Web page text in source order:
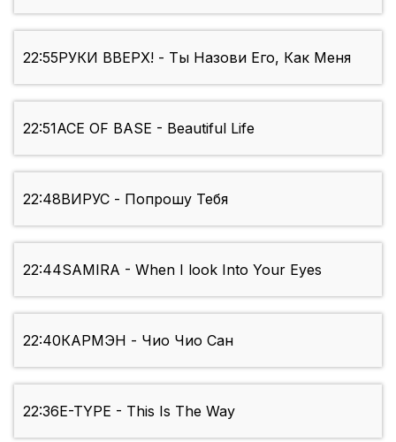
22:55РУКИ ВВЕРХ! - Ты Назови Его, Как Меня
22:51ACE OF BASE - Beautiful Life
22:48ВИРУС - Попрошу Тебя
22:44SAMIRA - When I look Into Your Eyes
22:40КАРМЭН - Чио Чио Сан
22:36E-TYPE - This Is The Way